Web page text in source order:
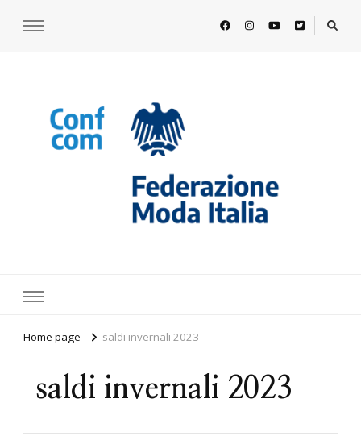
Home page saldi invernali 2023
saldi invernali 2023